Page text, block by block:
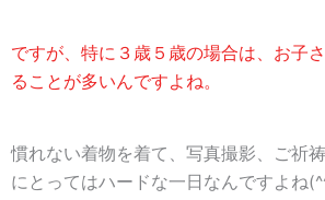
ですが、特に３歳５歳の場合は、お子
ることが多いんですよね。
慣れない着物を着て、写真撮影、ご祈
にとってはハードな一日なんですよね